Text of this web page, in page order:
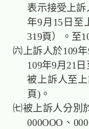
表示接受上訴
年9月15日至
319頁）。至
㈥上訴人於109
109年9月21
被上訴人至
頁)。
㈦被上訴人分別
000OOO、